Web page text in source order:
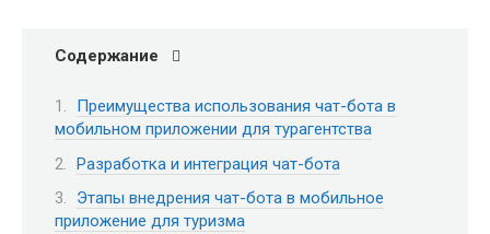
Содержание
Преимущества использования чат-бота в
мобильном приложении для турагентства
Разработка и интеграция чат-бота
Этапы внедрения чат-бота в мобильное
приложение для туризма